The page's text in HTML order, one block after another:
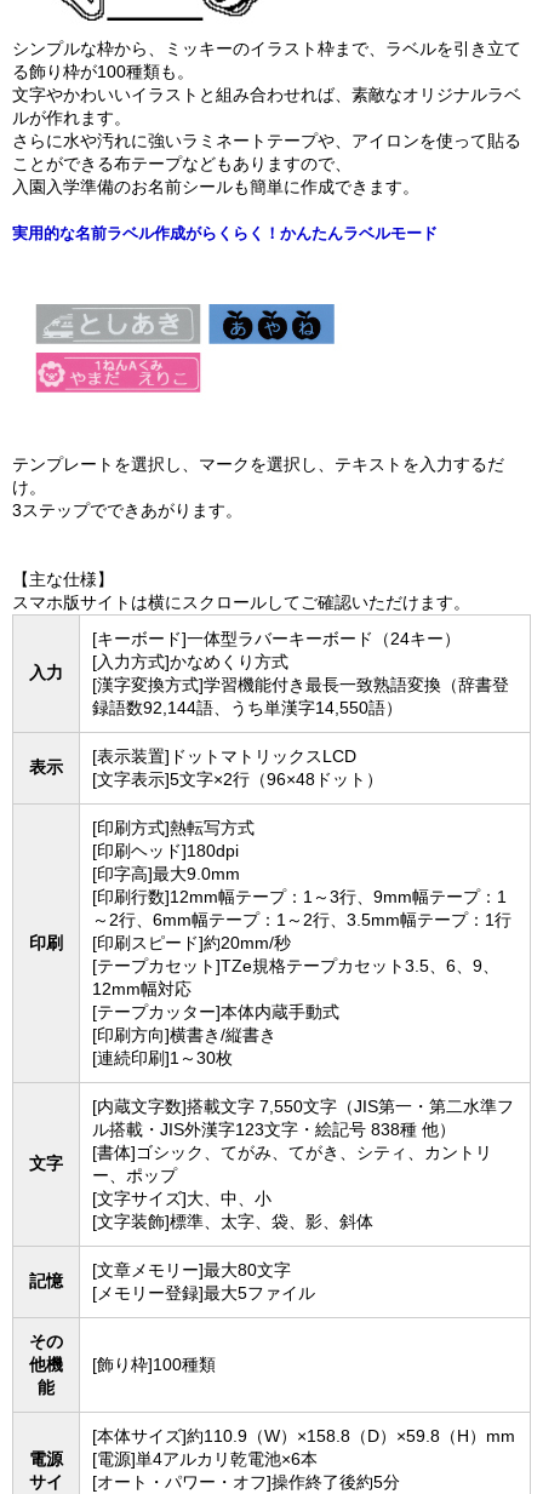
シンプルな枠から、ミッキーのイラスト枠まで、ラベルを引き立て
る飾り枠が100種類も。
文字やかわいいイラストと組み合わせれば、素敵なオリジナルラベ
ルが作れます。
さらに水や汚れに強いラミネートテープや、アイロンを使って貼る
ことができる布テープなどもありますので、
入園入学準備のお名前シールも簡単に作成できます。
実用的な名前ラベル作成がらくらく！かんたんラベルモード
テンプレートを選択し、マークを選択し、テキストを入力するだ
け。
3ステップでできあがります。
【主な仕様】
スマホ版サイトは横にスクロールしてご確認いただけます。
入力
[キーボード]一体型ラバーキーボード（24キー）
[入力方式]かなめくり方式
[漢字変換方式]学習機能付き最長一致熟語変換（辞書登
録語数92,144語、うち単漢字14,550語）
表示
[表示装置]ドットマトリックスLCD
[文字表示]5文字×2行（96×48ドット）
印刷
[印刷方式]熱転写方式
[印刷ヘッド]180dpi
[印字高]最大9.0mm
[印刷行数]12mm幅テープ：1～3行、9mm幅テープ：1
～2行、6mm幅テープ：1～2行、3.5mm幅テープ：1行
[印刷スピード]約20mm/秒
[テープカセット]TZe規格テープカセット3.5、6、9、
12mm幅対応
[テープカッター]本体内蔵手動式
[印刷方向]横書き/縦書き
[連続印刷]1～30枚
文字
[内蔵文字数]搭載文字 7,550文字（JIS第一・第二水準フ
ル搭載・JIS外漢字123文字・絵記号 838種 他）
[書体]ゴシック、てがみ、てがき、シティ、カントリ
ー、ポップ
[文字サイズ]大、中、小
[文字装飾]標準、太字、袋、影、斜体
記憶
[文章メモリー]最大80文字
[メモリー登録]最大5ファイル
その
他機
能
[飾り枠]100種類
電源
サイ
[本体サイズ]約110.9（W）×158.8（D）×59.8（H）mm
[電源]単4アルカリ乾電池×6本
[オート・パワー・オフ]操作終了後約5分